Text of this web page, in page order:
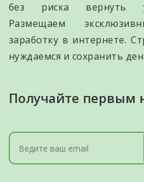
без риска вернуть
Размещаем
заработку в интернете.
нуждаемся и сохранить
Получайте первым